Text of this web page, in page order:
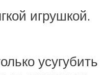
игрушкой.
усугубить